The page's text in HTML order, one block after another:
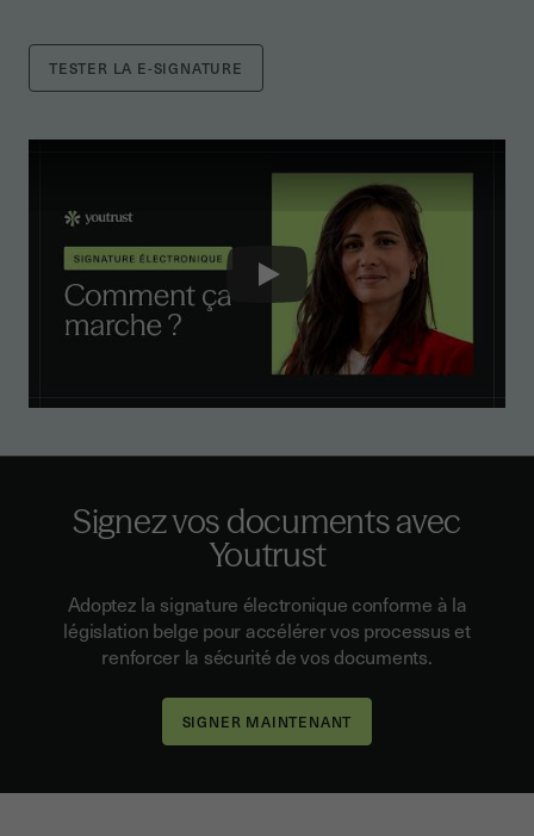
Play
Signez vos documents avec
Youtrust
Adoptez la signature électronique conforme à la
législation belge pour accélérer vos processus et
renforcer la sécurité de vos documents.